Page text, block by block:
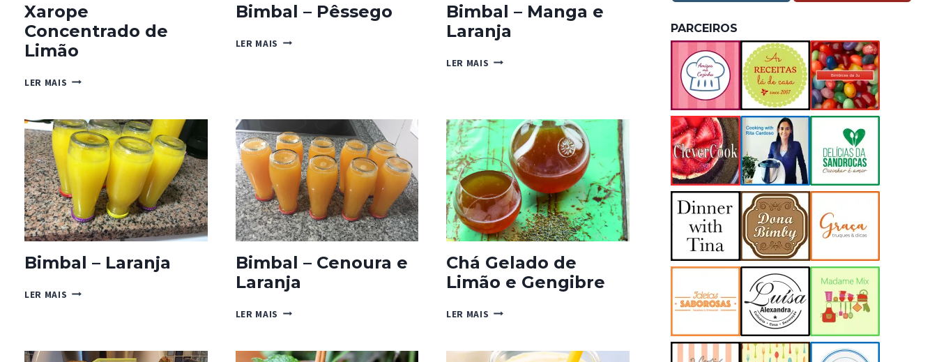
Xarope
Concentrado de
Limão
LER MAIS XAROPE
LIMÃO
Bimbal – Pêssego
LER MAIS BIMBAL
Bimbal – Manga e
Laranja
LER MAIS BIMBAL
LARANJA
Bimbal – Laranja
LER MAIS BIMBAL
Bimbal – Cenoura e
Laranja
LER MAIS BIMBAL
E
Chá Gelado de
Limão e Gengibre
LER MAIS CHÁ
LIMÃO
PARCEIROS